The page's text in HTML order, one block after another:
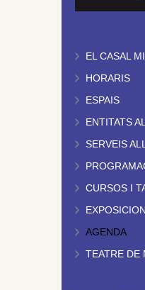
EL CASAL
HORARIS
ESPAIS
ENTITATS
SERVEIS
CURSOS I
AGENDA
TEATRE DE